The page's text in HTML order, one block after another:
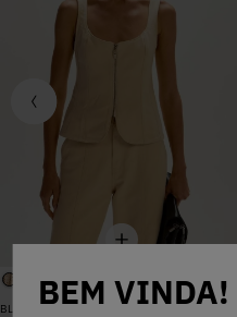
BEM VINDA!
BLUSA SARJA LARA PEROLA